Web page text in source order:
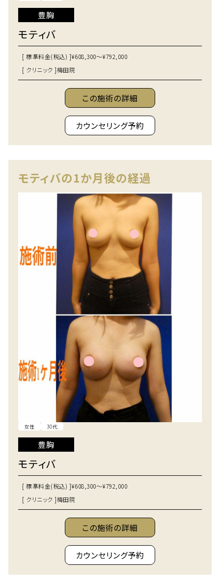
豊胸
モティバ
[ 標準料金(税込) ]¥608,300～¥792,000
[ クリニック ]梅田院
この施術の詳細
カウンセリング予約
モティバの1か月後の経過
女性 30代
豊胸
モティバ
[ 標準料金(税込) ]¥608,300～¥792,000
[ クリニック ]梅田院
この施術の詳細
カウンセリング予約